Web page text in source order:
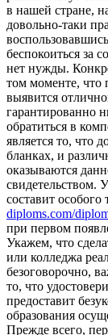
в нашей стране,
довольно-таки
беспокоиться за
нет нужды.
том моменте, что
выявится
гарантированно
обратиться в
является то, что
бланках, и
оказываются
свидетельством.
составит особого
diploms.com/
при первом
Укажем, что
или колледжа
безоговорочно,
то, что
предоставит
образования
Прежде всего,